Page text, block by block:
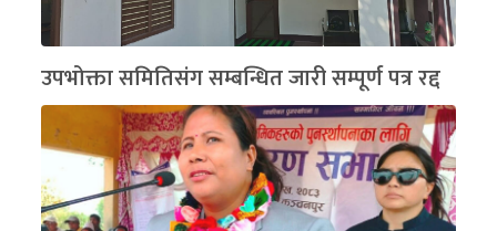
उपभोक्ता समितिसंग सम्बन्धित जारी सम्पूर्ण पत्र रद्द